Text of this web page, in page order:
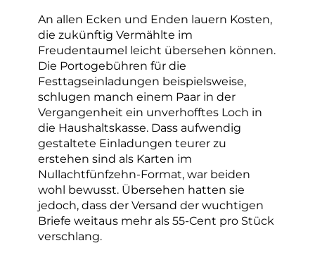
An allen Ecken und Enden lauern Kosten,
die zukünftig Vermählte im
Freudentaumel leicht übersehen können.
Die Portogebühren für die
Festtagseinladungen beispielsweise,
schlugen manch einem Paar in der
Vergangenheit ein unverhofftes Loch in
die Haushaltskasse. Dass aufwendig
gestaltete Einladungen teurer zu
erstehen sind als Karten im
Nullachtfünfzehn-Format, war beiden
wohl bewusst. Übersehen hatten sie
jedoch, dass der Versand der wuchtigen
Briefe weitaus mehr als 55-Cent pro Stück
verschlang.